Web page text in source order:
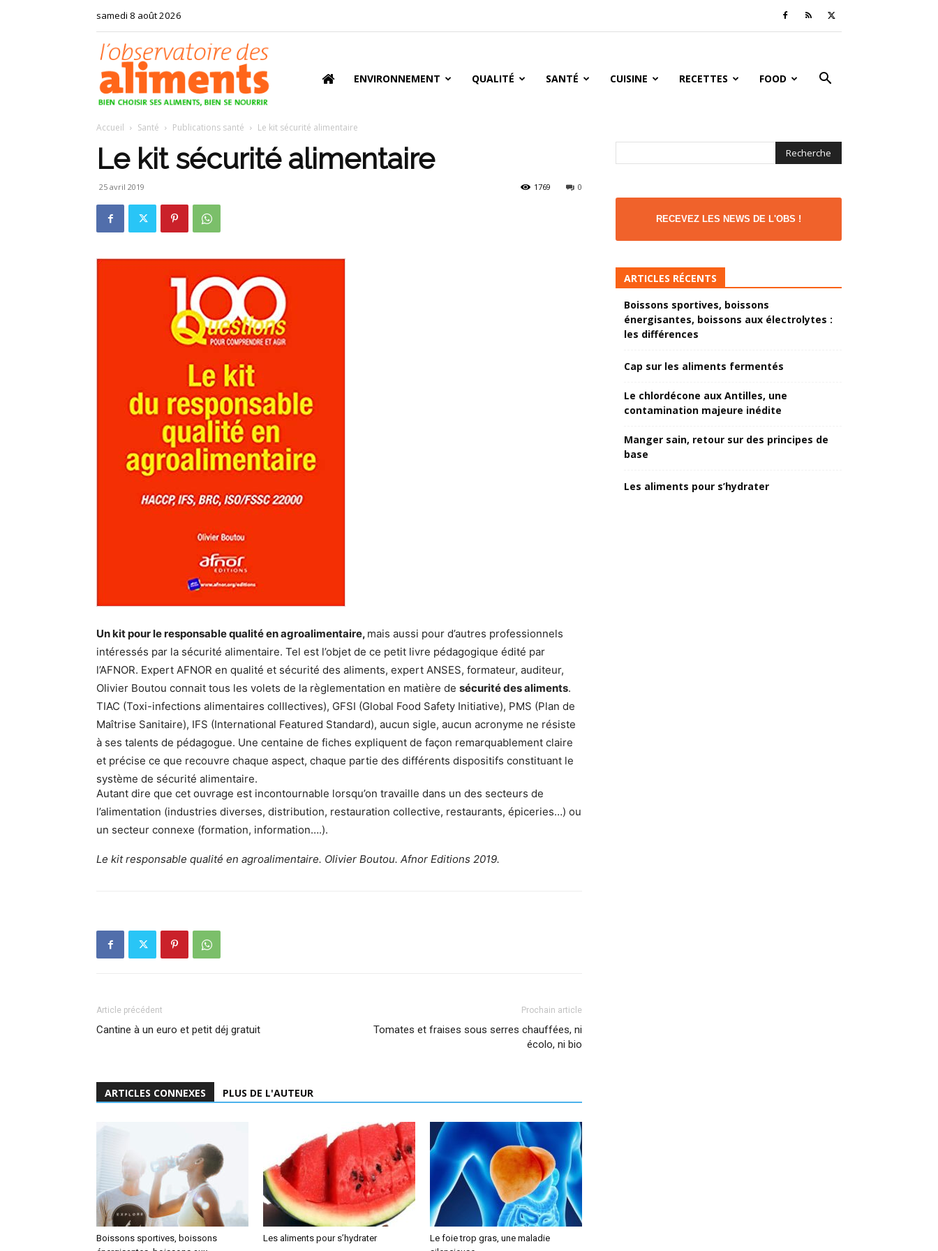
samedi 8 août 2026
ENVIRONNEMENT QUALITÉ SANTÉ CUISINE RECETTES FOOD
Accueil Santé Publications santé Le kit sécurité alimentaire
Le kit sécurité alimentaire
25 avril 2019 0
1769
Un kit pour le responsable qualité en agroalimentaire, mais aussi pour d’autres professionnels
intéressés par la sécurité alimentaire. Tel est l’objet de ce petit livre pédagogique édité par
l’AFNOR. Expert AFNOR en qualité et sécurité des aliments, expert ANSES, formateur, auditeur,
Olivier Boutou connait tous les volets de la règlementation en matière de sécurité des aliments.
TIAC (Toxi-infections alimentaires colllectives), GFSI (Global Food Safety Initiative), PMS (Plan de
Maîtrise Sanitaire), IFS (International Featured Standard), aucun sigle, aucun acronyme ne résiste
à ses talents de pédagogue. Une centaine de fiches expliquent de façon remarquablement claire
et précise ce que recouvre chaque aspect, chaque partie des différents dispositifs constituant le
système de sécurité alimentaire.
Autant dire que cet ouvrage est incontournable lorsqu’on travaille dans un des secteurs de
l’alimentation (industries diverses, distribution, restauration collective, restaurants, épiceries…) ou
un secteur connexe (formation, information….).
Le kit responsable qualité en agroalimentaire. Olivier Boutou. Afnor Editions 2019.
Article précédent
Cantine à un euro et petit déj gratuit
Prochain article
Tomates et fraises sous serres chauffées, ni
écolo, ni bio
ARTICLES CONNEXES PLUS DE L'AUTEUR
Boissons sportives, boissons
Les aliments pour s’hydrater
Le foie trop gras, une maladie
RECEVEZ LES NEWS DE L'OBS !
ARTICLES RÉCENTS
Boissons sportives, boissons
énergisantes, boissons aux électrolytes :
les différences
Cap sur les aliments fermentés
Le chlordécone aux Antilles, une
contamination majeure inédite
Manger sain, retour sur des principes de
base
Les aliments pour s’hydrater